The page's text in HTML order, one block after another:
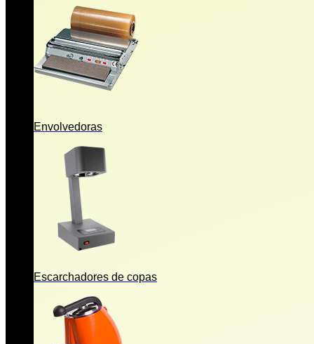
Envolvedoras
Escarchadores de copas